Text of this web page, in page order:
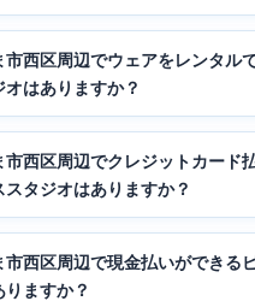
市西区周辺でウェアをレンタル
オはありますか？
市西区周辺でクレジットカード
スタジオはありますか？
市西区周辺で現金払いができる
りますか？